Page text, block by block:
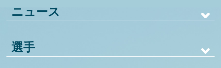
ニュース
選手